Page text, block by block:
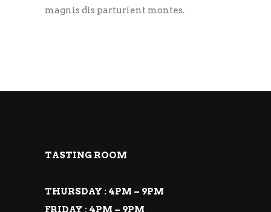
magnis dis parturient montes.
TASTING ROOM
THURSDAY : 4PM – 9PM
FRIDAY : 4PM – 9PM